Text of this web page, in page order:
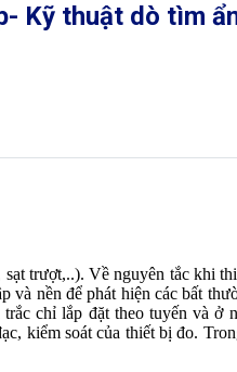
Kỹ thuật dò tìm
trượt,..). Về nguyên tắc khi
nền để phát hiện các bất
chỉ lắp đặt theo tuyến và
kiểm soát của thiết bị đo.